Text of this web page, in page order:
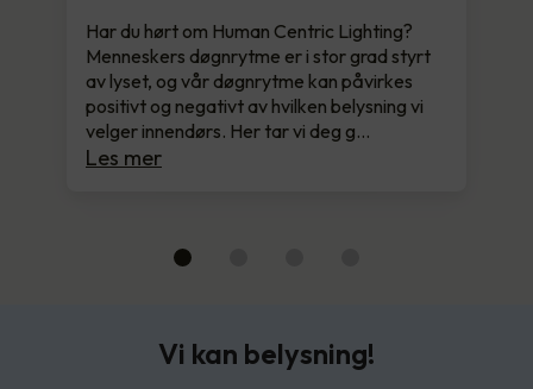
Har du hørt om Human Centric Lighting?
Menneskers døgnrytme er i stor grad styrt
av lyset, og vår døgnrytme kan påvirkes
positivt og negativt av hvilken belysning vi
velger innendørs. Her tar vi deg g…
Les mer
Vi kan belysning!